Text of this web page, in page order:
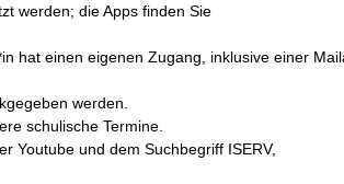
werden; die Apps finden Sie
hat einen eigenen Zugang, inklusive einer
werden.
schulische Termine.
Youtube und dem Suchbegriff ISERV,